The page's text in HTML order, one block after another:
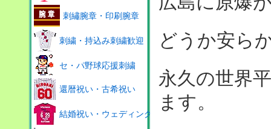
どうか安ら
永久の世界
ます。
刺繡腕章・印刷腕章
刺繍・持込み刺繍歓迎
セ・パ野球応援刺繍
還暦祝い・古希祝い
結婚祝い・ウェディング